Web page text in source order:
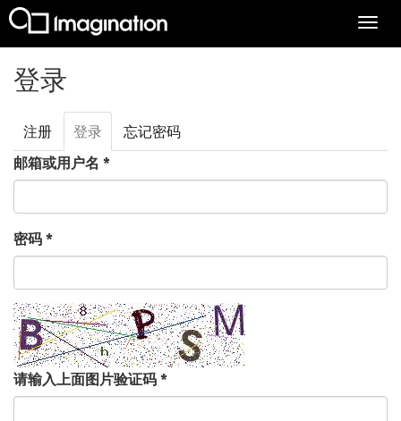
登录
主标签
注册 登录 （活
动标
忘记密码
邮箱或用户名 *
密码 *
请输入上面图片验证码 *